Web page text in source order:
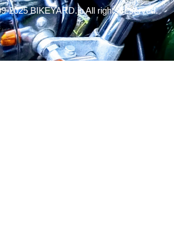
2025 BIKEYARD.jp All rights reserved.